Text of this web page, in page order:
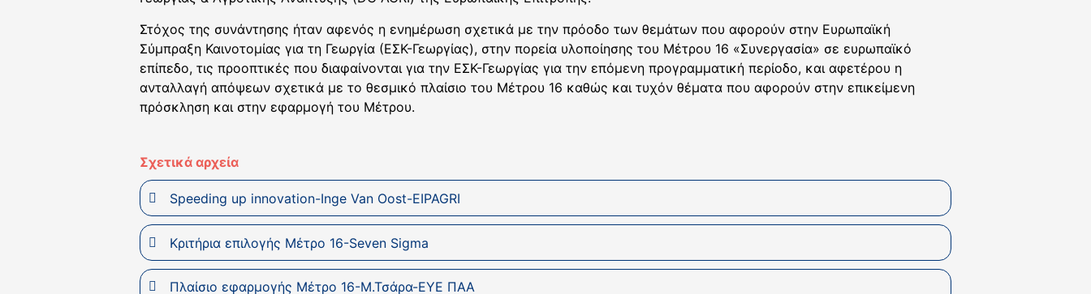
Στόχος της συνάντησης ήταν αφενός η ενημέρωση σχετικά με την πρόοδο των θεμάτων που αφορούν στην Ευρωπαϊκή
Σύμπραξη Καινοτομίας για τη Γεωργία (ΕΣΚ-Γεωργίας), στην πορεία υλοποίησης του Μέτρου 16 «Συνεργασία» σε ευρωπαϊκό
επίπεδο, τις προοπτικές που διαφαίνονται για την ΕΣΚ-Γεωργίας για την επόμενη προγραμματική περίοδο, και αφετέρου η
ανταλλαγή απόψεων σχετικά με το θεσμικό πλαίσιο του Μέτρου 16 καθώς και τυχόν θέματα που αφορούν στην επικείμενη
πρόσκληση και στην εφαρμογή του Μέτρου.
Σχετικά αρχεία
Speeding up innovation-Inge Van Oost-EIPAGRI
Κριτήρια επιλογής Μέτρο 16-Seven Sigma
Πλαίσιο εφαρμογής Μέτρο 16-Μ.Τσάρα-ΕΥΕ ΠΑΑ